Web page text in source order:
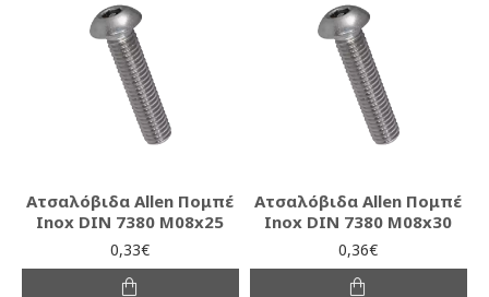
Ατσαλόβιδα Allen Πομπέ
Inox DIN 7380 M08x25
0,33€
Ατσαλόβιδα Allen Πομπέ
Inox DIN 7380 M08x30
0,36€